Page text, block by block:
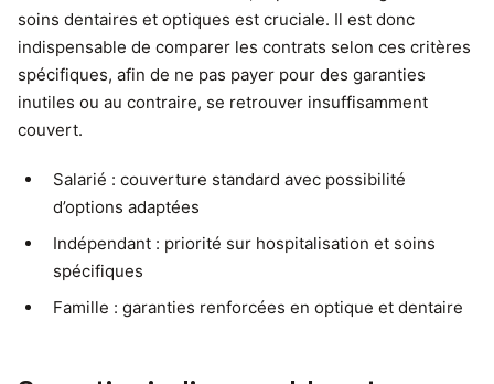
soins dentaires et optiques est cruciale. Il est donc
indispensable de comparer les contrats selon ces critères
spécifiques, afin de ne pas payer pour des garanties
inutiles ou au contraire, se retrouver insuffisamment
couvert.
Salarié : couverture standard avec possibilité
d’options adaptées
Indépendant : priorité sur hospitalisation et soins
spécifiques
Famille : garanties renforcées en optique et dentaire